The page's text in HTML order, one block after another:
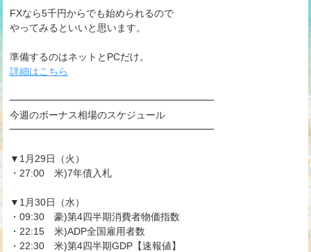
FXなら5千円からでも始められるので
やってみるといいと思います。
準備するのはネットとPCだけ。
詳細はこちら
━━━━━━━━━━━━━━━━━━━━━
今週のボーナス相場のスケジュール
━━━━━━━━━━━━━━━━━━━━━
▼1月29日（火）
・27:00 米)7年債入札
▼1月30日（水）
・09:30 豪)第4四半期消費者物価指数
・22:15 米)ADP全国雇用者数
・22:30 米)第4四半期GDP【速報値】